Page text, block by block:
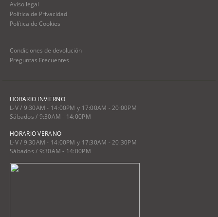
Aviso legal
Política de Privacidad
Política de Cookies
Condiciones de devolución
Preguntas Frecuentes
HORARIO INVIERNO
L-V / 9:30AM - 14:00PM y 17:00AM - 20:00PM
Sábados / 9:30AM - 14:00PM
HORARIO VERANO
L-V / 9:30AM - 14:00PM y 17:30AM - 20:30PM
Sábados / 9:30AM - 14:00PM